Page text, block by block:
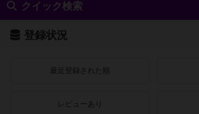
クイック検索
登録状況
最近登録された順
レビューあり